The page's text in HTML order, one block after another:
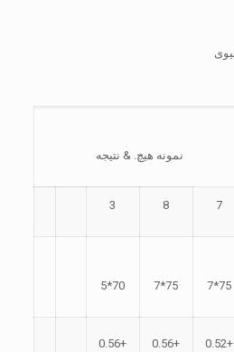
نمونه هیچ. & نتیجه
7
8
3
75*7
75*7
70*5
+0.52
+0.56
+0.56